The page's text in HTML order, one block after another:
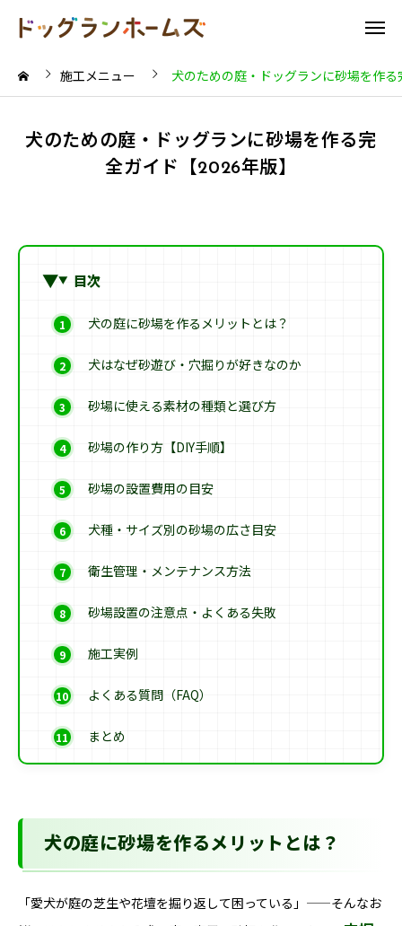
施工メニュー 犬のための庭・ドッグランに砂場を作
犬のための庭・ドッグランに砂場を作る完
全ガイド【2026年版】
目次
犬の庭に砂場を作るメリットとは？
犬はなぜ砂遊び・穴掘りが好きなのか
砂場に使える素材の種類と選び方
砂場の作り方【DIY手順】
砂場の設置費用の目安
犬種・サイズ別の砂場の広さ目安
衛生管理・メンテナンス方法
砂場設置の注意点・よくある失敗
施工実例
よくある質問（FAQ）
まとめ
犬の庭に砂場を作るメリットとは？
「愛犬が庭の芝生や花壇を掘り返して困っている」——そんなお